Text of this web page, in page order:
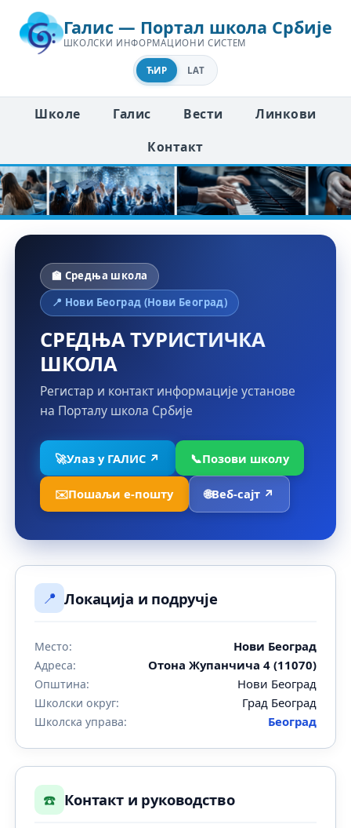
Галис — Портал школа Србије
ШКОЛСКИ ИНФОРМАЦИОНИ СИСТЕМ
ЋИР LAT
Школе Галис Вести
Линкови
Контакт
🏫 Средња школа
📍 Нови Београд (Нови Београд)
СРЕДЊА ТУРИСТИЧКА
ШКОЛА
Регистар и контакт информације установе
на Порталу школа Србије
🚀Улаз у ГАЛИС ↗ 📞Позови школу
✉️Пошаљи е-пошту 🌐Веб-сајт ↗
📍 Локација и подручје
Место: Нови Београд
Адреса: Отона Жупанчича 4 (11070)
Општина: Нови Београд
Школски округ: Град Београд
Школска управа: Београд
☎️ Контакт и руководство